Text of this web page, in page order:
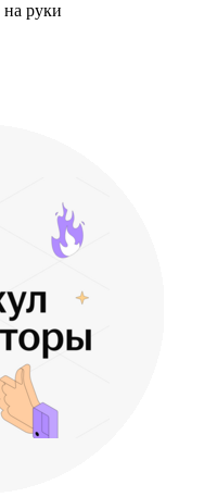
на руки